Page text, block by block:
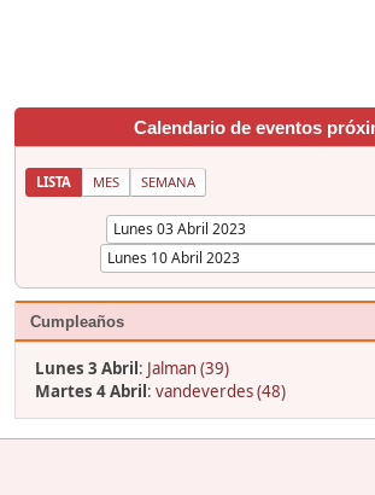
Calendario de eventos
LISTA MES SEMANA
Cumpleaños
Lunes 3 Abril: Jalman (39)
Martes 4 Abril: vandeverdes (48)